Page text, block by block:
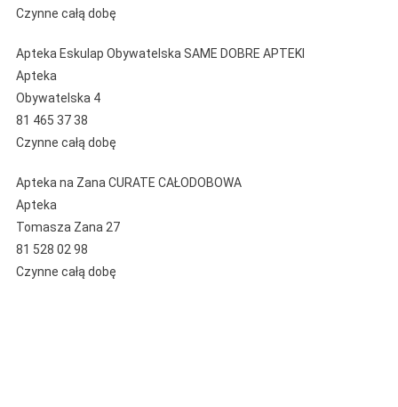
Czynne całą dobę
Apteka Eskulap Obywatelska SAME DOBRE APTEKI
Apteka
Obywatelska 4
81 465 37 38
Czynne całą dobę
Apteka na Zana CURATE CAŁODOBOWA
Apteka
Tomasza Zana 27
81 528 02 98
Czynne całą dobę